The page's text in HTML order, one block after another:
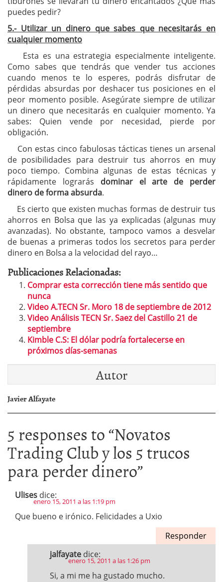
puedes pedir?
5.- Utilizar un dinero que sabes que necesitarás en
cualquier momento
Esta es una estrategia especialmente inteligente.
Como sabes que tendrás que vender tus acciones
cuando menos te lo esperes, podrás disfrutar de
pérdidas absurdas por deshacer tus posiciones en el
peor momento posible. Asegúrate siempre de utilizar
un dinero que necesitarás en cualquier momento. Ya
sabes: Quien vende por necesidad, pierde por
obligación.
Con estas cinco fabulosas tácticas tienes un arsenal
de posibilidades para destruir tus ahorros en muy
poco tiempo. Combina algunas de estas técnicas y
rápidamente lograrás dominar el arte de perder
dinero de forma absurda.
Es cierto que existen muchas formas de destruir tus
ahorros en Bolsa que las ya explicadas (algunas muy
avanzadas). No obstante, tampoco vamos a desvelar
de buenas a primeras todos los secretos para perder
dinero en Bolsa a la velocidad del rayo…
Publicaciones Relacionadas:
Comprar esta corrección tiene más sentido que
nunca
Video A.TECN Sr. Moro 18 de septiembre de 2012
Video Análisis TECN Sr. Saez del Castillo 21 de
septiembre
Kimble C.S: El dólar podría fortalecerse en
próximos días-semanas
Autor
Javier Alfayate
5 responses to “Novatos
Trading Club y los 5 trucos
para perder dinero”
Ulises dice:
enero 15, 2011 a las 1:19 pm
Que bueno e irónico. Felicidades a Uxio
Responder
jalfayate dice:
enero 15, 2011 a las 1:26 pm
Si, a mi me ha gustado mucho.